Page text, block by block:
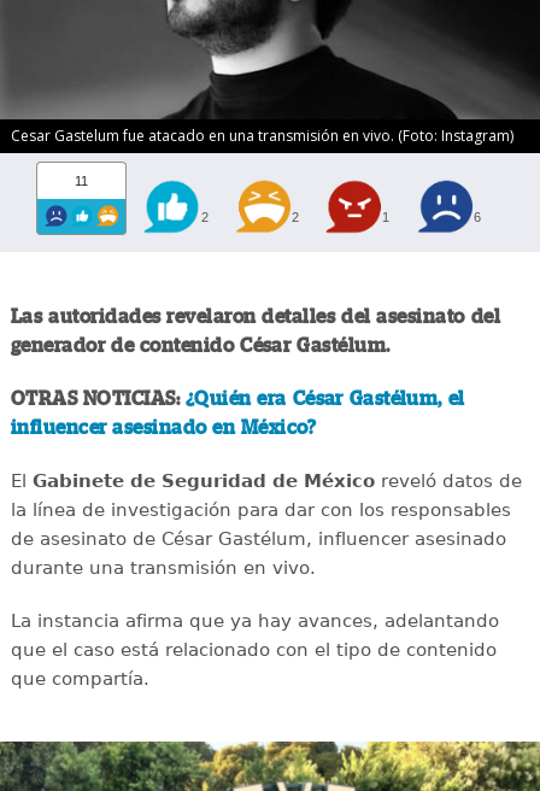
Cesar Gastelum fue atacado en una transmisión en vivo. (Foto: Instagram)
11
2 2 1 6
Las autoridades revelaron detalles del asesinato del
generador de contenido César Gastélum.
OTRAS NOTICIAS: ¿Quién era César Gastélum, el
influencer asesinado en México?
El Gabinete de Seguridad de Méxicoreveló datos de
la línea de investigación para dar con los responsables
de asesinato de César Gastélum, influencer asesinado
durante una transmisión en vivo.
La instancia afirma que ya hay avances, adelantando
que el caso está relacionado con el tipo de contenido
que compartía.